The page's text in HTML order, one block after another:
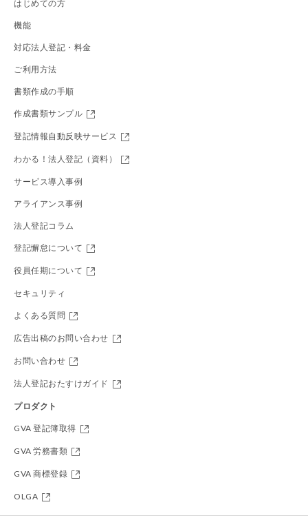
はじめての方
機能
対応法人登記・料金
ご利用方法
書類作成の手順
作成書類サンプル
登記情報自動反映サービス
わかる！法人登記（資料）
サービス導入事例
アライアンス事例
法人登記コラム
登記懈怠について
役員任期について
セキュリティ
よくある質問
広告出稿のお問い合わせ
お問い合わせ
法人登記おたすけガイド
プロダクト
GVA 登記簿取得
GVA 労務書類
GVA 商標登録
OLGA